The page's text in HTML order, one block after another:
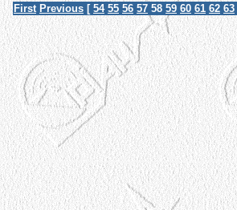
First Previous [ 54 55 56 57 58 59 60 61 62 63